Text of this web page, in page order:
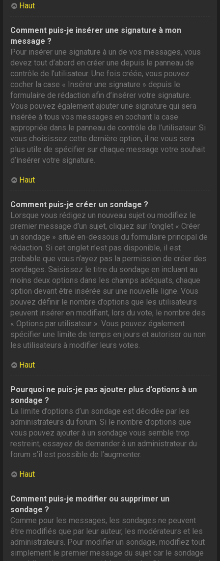
Haut
Comment puis-je insérer une signature à mon
message ?
Pour insérer une signature à un de vos messages, vous
devez tout d’abord en créer une depuis le panneau de
contrôle de l’utilisateur. Une fois créée, vous pouvez
cocher la case « Insérer une signature » depuis le
formulaire de rédaction afin d’insérer votre signature.
Vous pouvez également ajouter une signature qui sera
insérée à tous vos messages en cochant la case
appropriée dans le panneau de contrôle de l’utilisateur. Si
vous choisissez cette dernière option, il ne vous sera
plus utile de spécifier sur chaque message votre souhait
d’insérer votre signature.
Haut
Comment puis-je créer un sondage ?
Lorsque vous rédigez un nouveau sujet ou modifiez le
premier message d’un sujet, cliquez sur l’onglet « Créer
un sondage » situé en-dessous du formulaire principal de
rédaction. Si cet onglet n’est pas disponible, il est
probable que vous n’ayez pas la permission de créer des
sondages. Saisissez le titre du sondage en incluant au
moins deux options dans les champs adéquats, chaque
option devant être insérée sur une nouvelle ligne. Vous
pouvez définir le nombre d’options que les utilisateurs
peuvent insérer en modifiant, lors du vote, le nombre des
« Options par utilisateur ». Vous pouvez également
spécifier une limite de temps en jours et autoriser ou non
les utilisateurs à modifier leurs votes.
Haut
Pourquoi ne puis-je pas ajouter plus d’options à un
sondage ?
La limite d’options d’un sondage est décidée par les
administrateurs du forum. Si le nombre d’options que
vous pouvez ajouter à un sondage vous semble trop
restreint, essayez de demander à un administrateur du
forum s’il est possible de l’augmenter.
Haut
Comment puis-je modifier ou supprimer un
sondage ?
Comme pour les messages, les sondages ne peuvent
être modifiés que par leur auteur, les modérateurs et les
administrateurs. Pour modifier un sondage, modifiez tout
simplement le premier message du sujet car le sondage